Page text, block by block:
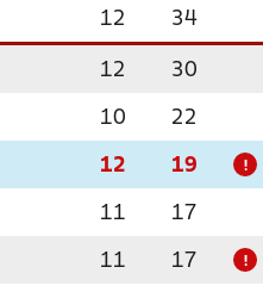
12 34
12 30
10 22
12 19 !
11 17
11 17 !